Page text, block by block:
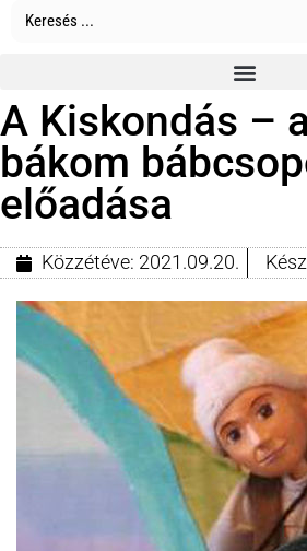
A Kiskondás –
bákom
előadása
Közzétéve: 2021.09.20.